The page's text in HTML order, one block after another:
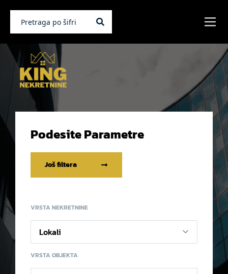
Podesite Parametre
Još filtera
VRSTA NEKRETNINE
VRSTA OBJEKTA